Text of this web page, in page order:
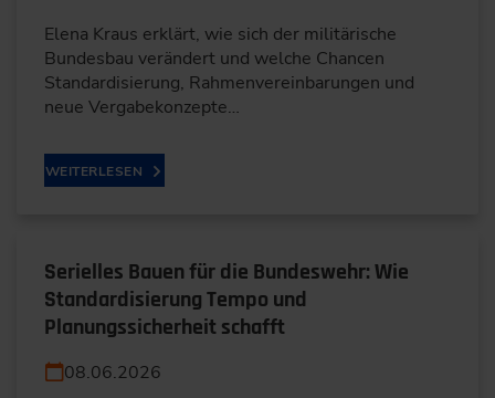
Elena Kraus erklärt, wie sich der militärische
Bundesbau verändert und welche Chancen
Standardisierung, Rahmenvereinbarungen und
neue Vergabekonzepte…
WEITERLESEN
Serielles Bauen für die Bundeswehr: Wie
Standardisierung Tempo und
Planungssicherheit schafft
08.06.2026